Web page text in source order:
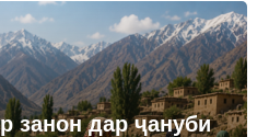
занон дар ҷануби